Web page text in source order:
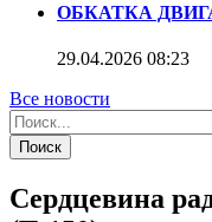
ОБКАТКА
29.04.2026 08:23
Все новости
Поиск
Сердцевина